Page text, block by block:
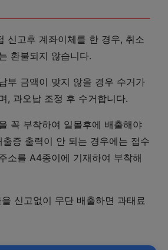
신고후 계좌이체를 한 경우, 취소
환불되지 않습니다.
부 금액이 맞지 않을 경우 수거가
, 과오납 조정 후 수거합니다.
꼭 부착하여 일몰후에 배출해야
출증 출력이 안 되는 경우에는 접수
소를 A4종이에 기재하여 부착해
신고없이 무단 배출하면 과태료